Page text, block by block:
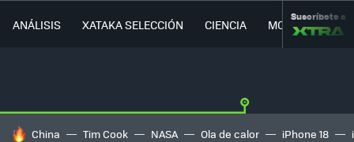
ANÁLISIS XATAKA SELECCIÓN CIENCIA MOVILIDAD
Suscríbete a
HOY SE HABLA DE
China Tim Cook NASA Ola de calor iPhone 18